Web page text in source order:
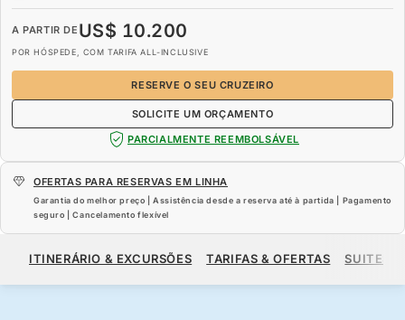
A PARTIR DE US$ 10.200
POR HÓSPEDE, COM TARIFA ALL-INCLUSIVE
RESERVE O SEU CRUZEIRO
SOLICITE UM ORÇAMENTO
PARCIALMENTE REEMBOLSÁVEL
OFERTAS PARA RESERVAS EM LINHA
Garantia do melhor preço | Assistência desde a reserva até à partida | Pagamento
seguro | Cancelamento flexível
A PARTIR DE US$ 10.200
ITINERÁRIO & EXCURSÕES TARIFAS & OFERTAS SUITES